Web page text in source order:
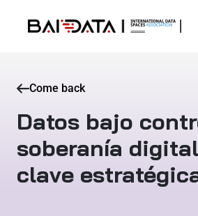
Come back
Datos bajo
soberanía
clave